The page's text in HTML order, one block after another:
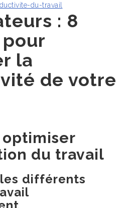
du-travail
: 8
la
de votre
du travail
les différents